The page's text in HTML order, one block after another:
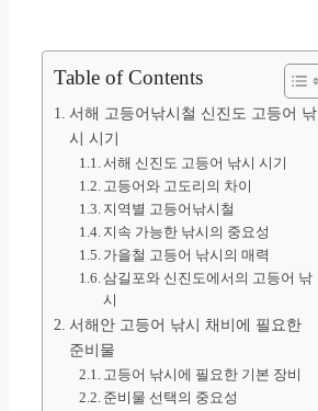
Table of Contents
서해 고등어낚시철 신진도 고등어 낚
시 시기
서해 신진도 고등어 낚시 시기
고등어와 고도리의 차이
지역별 고등어낚시철
지속 가능한 낚시의 중요성
가을철 고등어 낚시의 매력
삼길포와 신진도에서의 고등어 낚
시
서해안 고등어 낚시 채비에 필요한
준비물
고등어 낚시에 필요한 기본 장비
준비물 선택의 중요성